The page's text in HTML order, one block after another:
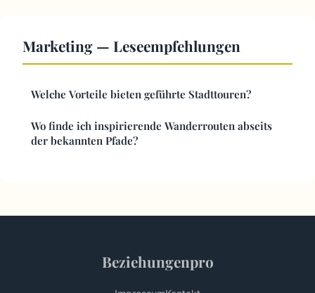
Marketing — Leseempfehlungen
Welche Vorteile bieten geführte Stadttouren?
Wo finde ich inspirierende Wanderrouten abseits
der bekannten Pfade?
Beziehungenpro